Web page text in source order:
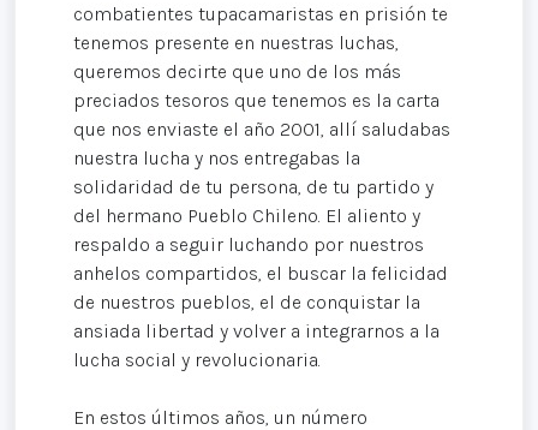
combatientes tupacamaristas en prisión te
tenemos presente en nuestras luchas,
queremos decirte que uno de los más
preciados tesoros que tenemos es la carta
que nos enviaste el año 2001, allí saludabas
nuestra lucha y nos entregabas la
solidaridad de tu persona, de tu partido y
del hermano Pueblo Chileno. El aliento y
respaldo a seguir luchando por nuestros
anhelos compartidos, el buscar la felicidad
de nuestros pueblos, el de conquistar la
ansiada libertad y volver a integrarnos a la
lucha social y revolucionaria.
En estos últimos años, un número